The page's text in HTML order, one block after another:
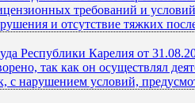
требований и
и отсутствие тяжких
Республики Карелия от
так как он осуществлял
с нарушением условий,